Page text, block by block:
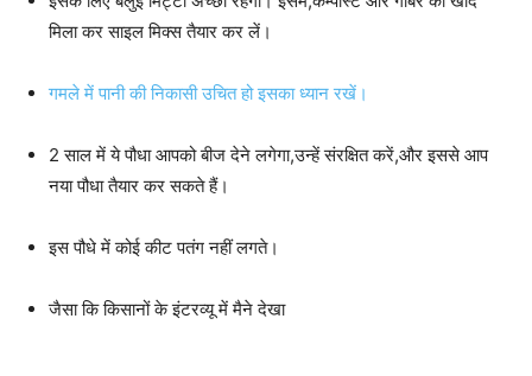
मिला कर साइल मिक्स तैयार कर लें।
गमले में पानी की निकासी उचित हो इसका ध्यान रखें।
2 साल में ये पौधा आपको बीज देने लगेगा,उन्हें संरक्षित करें,और इससे आप
नया पौधा तैयार कर सकते हैं।
इस पौधे में कोई कीट पतंग नहीं लगते।
जैसा कि किसानों के इंटरव्यू में मैने देखा